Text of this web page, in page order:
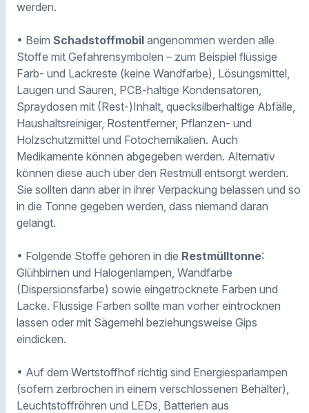
werden.
• Beim Schadstoffmobil angenommen werden alle
Stoffe mit Gefahrensymbolen – zum Beispiel flüssige
Farb- und Lackreste (keine Wandfarbe), Lösungsmittel,
Laugen und Säuren, PCB-haltige Kondensatoren,
Spraydosen mit (Rest-)Inhalt, quecksilberhaltige Abfälle,
Haushaltsreiniger, Rostentferner, Pflanzen- und
Holzschutzmittel und Fotochemikalien. Auch
Medikamente können abgegeben werden. Alternativ
können diese auch über den Restmüll entsorgt werden.
Sie sollten dann aber in ihrer Verpackung belassen und so
in die Tonne gegeben werden, dass niemand daran
gelangt.
• Folgende Stoffe gehören in die Restmülltonne:
Glühbirnen und Halogenlampen, Wandfarbe
(Dispersionsfarbe) sowie eingetrocknete Farben und
Lacke. Flüssige Farben sollte man vorher eintrocknen
lassen oder mit Sägemehl beziehungsweise Gips
eindicken.
• Auf dem Wertstoffhof richtig sind Energiesparlampen
(sofern zerbrochen in einem verschlossenen Behälter),
Leuchtstoffröhren und LEDs, Batterien aus